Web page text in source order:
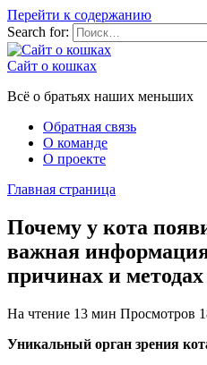
Перейти к содержанию
Search for:
Сайт о кошках
Всё о братьях наших меньших
Обратная связь
О команде
О проекте
Главная страница
Почему у кота
важная
причинах и
На чтение 13 мин Просмотров
Уникальный орган зрения